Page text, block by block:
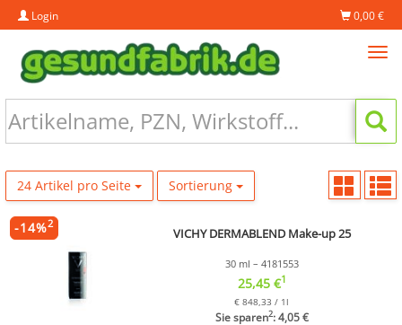
Login 0,00 €
24 Artikel pro Seite Sortierung
VICHY DERMABLEND Make-up 25
30 ml – 4181553
25,45 €1
€ 848,33 / 1l
Sie sparen2: 4,05 €
-14%2